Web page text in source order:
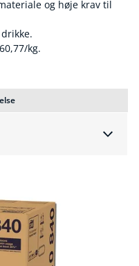
og høje krav til
kg.